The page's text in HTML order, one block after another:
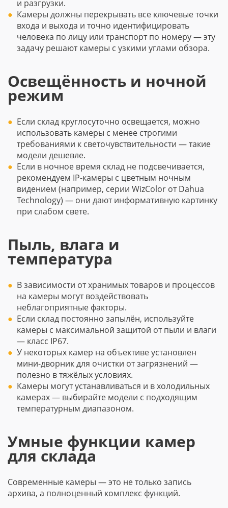
и разгрузки.
Камеры должны перекрывать все ключевые точки
входа и выхода и точно идентифицировать
человека по лицу или транспорт по номеру — эту
задачу решают камеры с узкими углами обзора.
Освещённость и ночной
режим
Если склад круглосуточно освещается, можно
использовать камеры с менее строгими
требованиями к светочувствительности — такие
модели дешевле.
Если в ночное время склад не подсвечивается,
рекомендуем IP-камеры с цветным ночным
видением (например, серии WizColor от Dahua
Technology) — они дают информативную картинку
при слабом свете.
Пыль, влага и
температура
В зависимости от хранимых товаров и процессов
на камеры могут воздействовать
неблагоприятные факторы.
Если склад постоянно запылён, используйте
камеры с максимальной защитой от пыли и влаги
— класс IP67.
У некоторых камер на объективе установлен
мини-дворник для очистки от загрязнений —
полезно в тяжёлых условиях.
Камеры могут устанавливаться и в холодильных
камерах — выбирайте модели с подходящим
температурным диапазоном.
Умные функции камер
для склада
Современные камеры — это не только запись
архива, а полноценный комплекс функций.